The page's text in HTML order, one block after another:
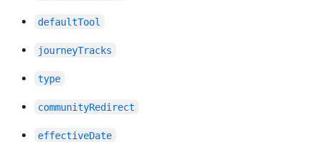
defaultTool
journeyTracks
type
communityRedirect
effectiveDate